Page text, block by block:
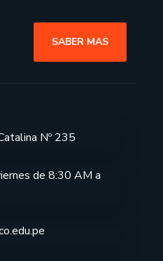
SABER MAS
Nº 235
de 8:30 AM a